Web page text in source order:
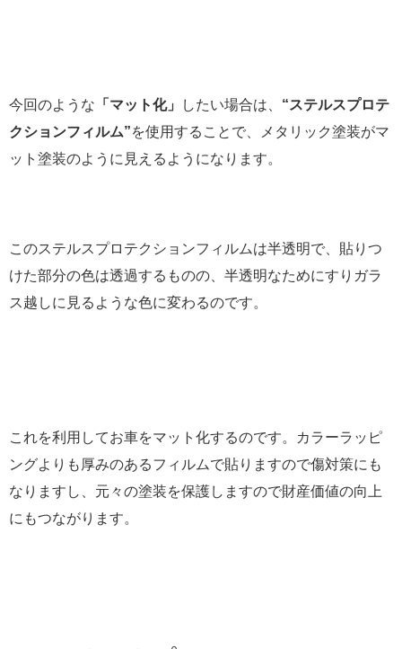
今回のような 「マット化」 したい場合は、 “ステルスプロテ
クションフィルム”を使用することで、メタリック塗装がマ
ット塗装のように見えるようになります。
このステルスプロテクションフィルムは半透明で、貼りつ
けた部分の色は透過するものの、半透明なためにすりガラ
ス越しに見るような色に変わるのです。
これを利用してお車をマット化するのです。カラーラッピ
ングよりも厚みのあるフィルムで貼りますので傷対策にも
なりますし、元々の塗装を保護しますので財産価値の向上
にもつながります。